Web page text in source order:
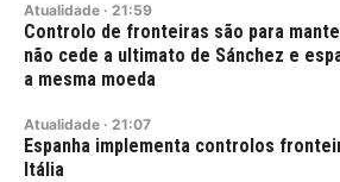
Atualidade · 21:59
Controlo de fronteiras são para
não cede a ultimato de Sánchez e
a mesma moeda
Atualidade · 21:07
Espanha implementa controlos
Itália